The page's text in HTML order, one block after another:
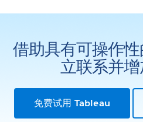
借助具有可操作
立联系并增
免费试用 Tableau